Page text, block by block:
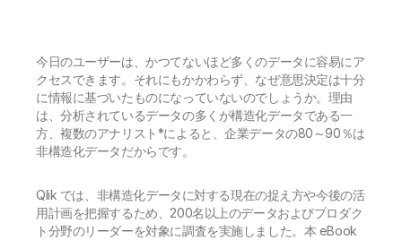
今日のユーザーは、かつてないほど多くのデータに容易にア
クセスできます。それにもかかわらず、なぜ意思決定は十分
に情報に基づいたものになっていないのでしょうか。理由
は、分析されているデータの多くが構造化データである一
方、複数のアナリスト*によると、企業データの80～90％は
非構造化データだからです。
Qlik では、非構造化データに対する現在の捉え方や今後の活
用計画を把握するため、200名以上のデータおよびプロダク
ト分野のリーダーを対象に調査を実施しました。本 eBook